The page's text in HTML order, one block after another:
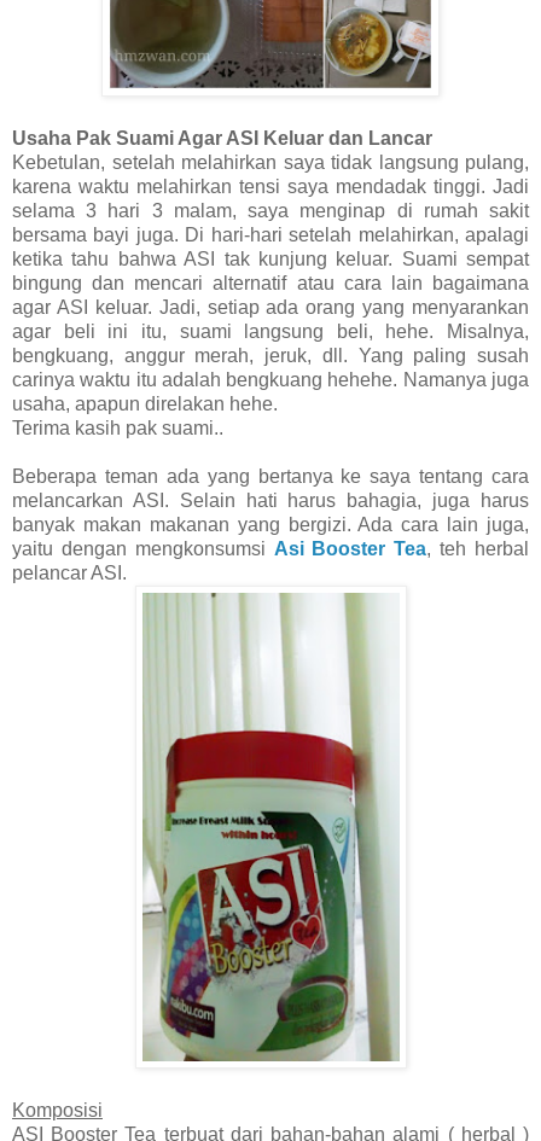
Usaha Pak Suami Agar ASI Keluar dan Lancar
Kebetulan, setelah melahirkan saya tidak langsung pulang,
karena waktu melahirkan tensi saya mendadak tinggi. Jadi
selama 3 hari 3 malam, saya menginap di rumah sakit
bersama bayi juga. Di hari-hari setelah melahirkan, apalagi
ketika tahu bahwa ASI tak kunjung keluar. Suami sempat
bingung dan mencari alternatif atau cara lain bagaimana
agar ASI keluar. Jadi, setiap ada orang yang menyarankan
agar beli ini itu, suami langsung beli, hehe. Misalnya,
bengkuang, anggur merah, jeruk, dll. Yang paling susah
carinya waktu itu adalah bengkuang hehehe. Namanya juga
usaha, apapun direlakan hehe.
Terima kasih pak suami..
Beberapa teman ada yang bertanya ke saya tentang cara
melancarkan ASI. Selain hati harus bahagia, juga harus
banyak makan makanan yang bergizi. Ada cara lain juga,
yaitu dengan mengkonsumsi Asi Booster Tea, teh herbal
pelancar ASI.
Komposisi
ASI Booster Tea terbuat dari bahan-bahan alami ( herbal )